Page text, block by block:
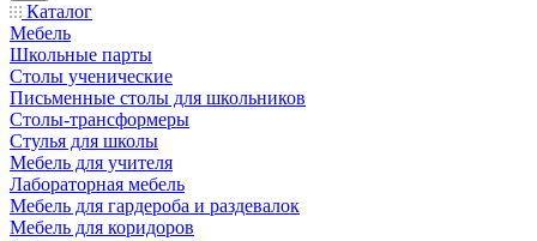
Каталог
Мебель
Школьные парты
Столы ученические
Письменные столы для школьников
Столы-трансформеры
Стулья для школы
Мебель для учителя
Лабораторная мебель
Мебель для гардероба и раздевалок
Мебель для коридоров